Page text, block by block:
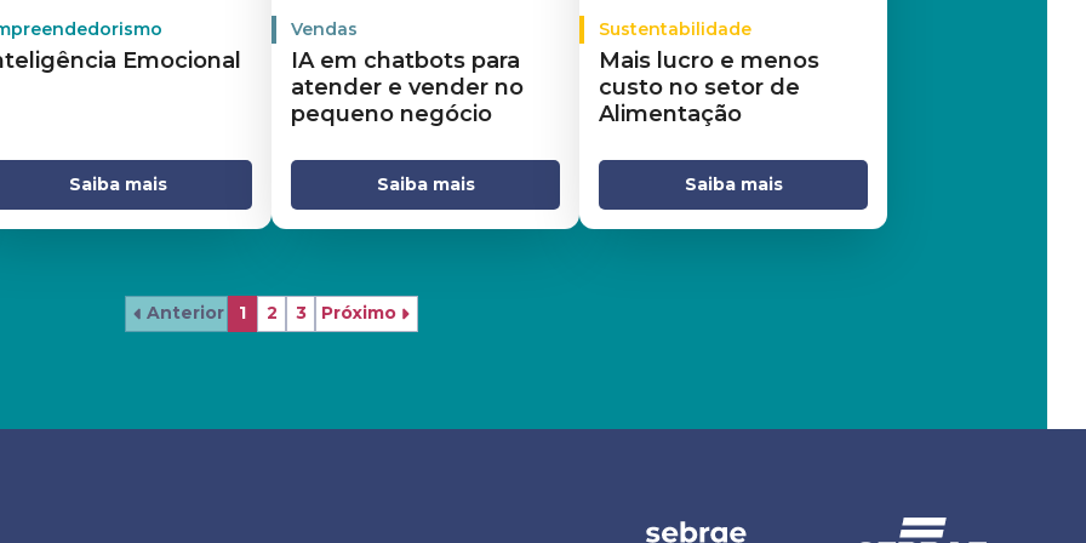
Emocional
Saiba mais
Vendas
IA em chatbots para
atender e vender no
pequeno negócio
Saiba mais
Sustentabilidade
Mais lucro e menos
custo no setor de
Alimentação
Saiba mais
Anterior 1 2 3 Próximo